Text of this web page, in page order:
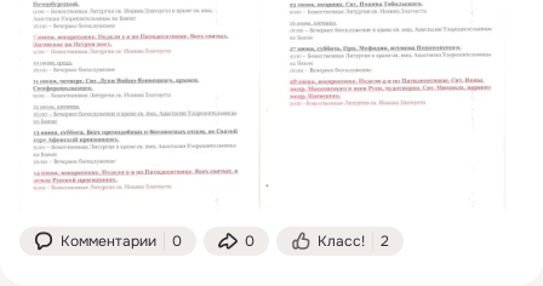
Комментарии 0 0 Класс! 2